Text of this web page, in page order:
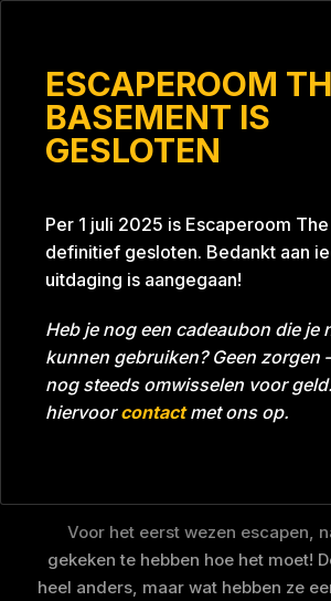
ESCAPEROOM
BASEMENT IS
GESLOTEN
Per 1 juli 2025 is Escaperoom
definitief gesloten. Bedankt aan
uitdaging is aangegaan!
Heb je nog een cadeaubon die je
kunnen gebruiken? Geen zorgen
nog steeds omwisselen voor
hiervoorcontactmet ons op.
Tijd Bijna gehaald Datum
Room Project Blue
Voor het eerst wezen escapen,
gekeken te hebben hoe het moet!
heel anders, maar wat hebben ze